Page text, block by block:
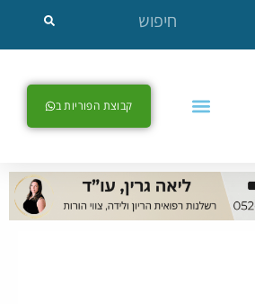
קבוצת הפוריות ב